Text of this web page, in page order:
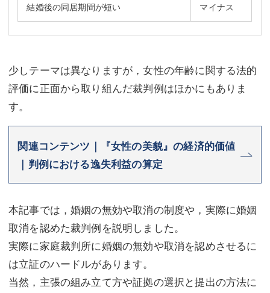
結婚後の同居期間が短い マイナス
少しテーマは異なりますが，女性の年齢に関する法的
評価に正面から取り組んだ裁判例はほかにもありま
す。
関連コンテンツ｜『女性の美貌』の経済的価値
｜判例における逸失利益の算定
本記事では，婚姻の無効や取消の制度や，実際に婚姻
取消を認めた裁判例を説明しました。
実際に家庭裁判所に婚姻の無効や取消を認めさせるに
は立証のハードルがあります。
当然，主張の組み立て方や証拠の選択と提出の方法に